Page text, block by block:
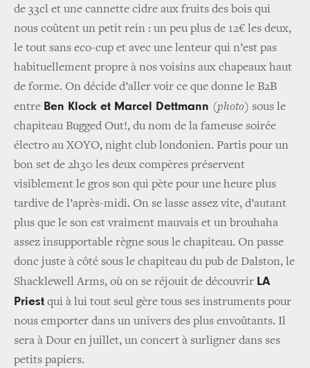
de 33cl et une cannette cidre aux fruits des bois qui
nous coûtent un petit rein : un peu plus de 12€ les deux,
le tout sans eco-cup et avec une lenteur qui n’est pas
habituellement propre à nos voisins aux chapeaux haut
de forme. On décide d’aller voir ce que donne le B2B
entre Ben Klock et Marcel Dettmann (photo) sous le
chapiteau Bugged Out!, du nom de la fameuse soirée
électro au XOYO, night club londonien. Partis pour un
bon set de 2h30 les deux compères préservent
visiblement le gros son qui pète pour une heure plus
tardive de l’après-midi. On se lasse assez vite, d’autant
plus que le son est vraiment mauvais et un brouhaha
assez insupportable règne sous le chapiteau. On passe
donc juste à côté sous le chapiteau du pub de Dalston, le
Shacklewell Arms, où on se réjouit de découvrir LA
Priest qui à lui tout seul gère tous ses instruments pour
nous emporter dans un univers des plus envoûtants. Il
sera à Dour en juillet, un concert à surligner dans ses
petits papiers.